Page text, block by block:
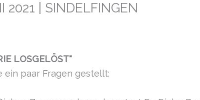
2021 | SINDELFINGEN
LOSGELÖST“
ein paar Fragen gestellt: